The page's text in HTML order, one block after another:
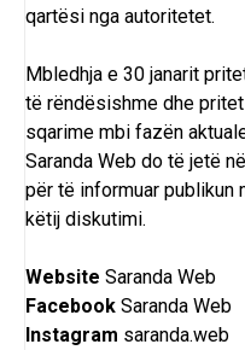
qartësi nga autoritetet.
Mbledhja e 30 janarit
të rëndësishme dhe
sqarime mbi fazën
Saranda Web do të jetë
për të informuar
këtij diskutimi.
Website Saranda Web
Facebook Saranda Web
Instagram saranda.web